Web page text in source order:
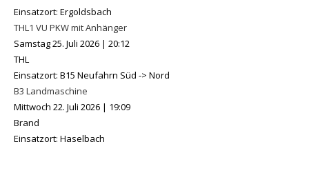
Einsatzort: Ergoldsbach
THL1 VU PKW mit Anhänger
Samstag 25. Juli 2026 | 20:12
THL
Einsatzort: B15 Neufahrn Süd -> Nord
B3 Landmaschine
Mittwoch 22. Juli 2026 | 19:09
Brand
Einsatzort: Haselbach